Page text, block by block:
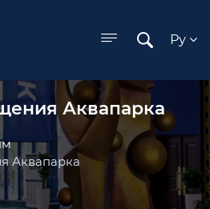
Ру
Аквапарка
Аквапарка